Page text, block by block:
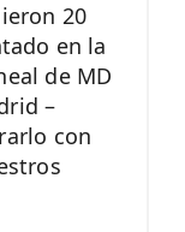
20
en la
de MD
–
con